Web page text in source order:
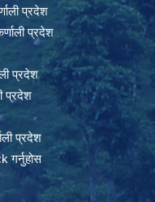
प्रदेश
प्रदेश
प्रदेश
प्रदेश
प्रदेश
गर्नुहोस